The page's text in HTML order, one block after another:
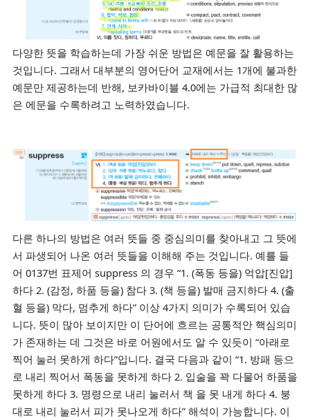
다양한 뜻을 학습하는데 가장 쉬운 방법은 예문을 잘 활용하는
것입니다. 그래서 대부분의 영어단어 교재에서는 1개에 불과한
예문만 제공하는데 반해, 보카바이블 4.0에는 가급적 최대한 많
은 에문을 수록하려고 노력하였습니다.
다른 하나의 방법은 여러 뜻들 중 중심의미를 찾아내고 그 뜻에
서 파생되어 나온 여러 뜻들을 이해해 주는 것입니다. 예를 들
어 0137번 표제어 suppress 의 경우 “1. (폭동 등을) 억압[진압]
하다 2. (감정, 하품 등을) 참다 3. (책 등을) 발매 금지하다 4. (출
혈 등을) 막다, 멈추게 하다” 이상 4가지 의미가 수록되어 있습
니다. 뜻이 많아 보이지만 이 단어에 흐르는 공통적안 핵심의미
가 존재하는 데 그것은 바로 어원에서도 알 수 있듯이 “아래로
찍어 눌러 못하게 하다”입니다. 결국 다음과 같이 “1. 방패 등으
로 내리 찍어서 폭동을 못하게 하다 2. 입술을 꽉 다물어 하품을
못하게 하다 3. 명령으로 내리 눌러서 책 을 못 내게 하다 4. 붕
대로 내리 눌러서 피가 못나오게 하다” 해석이 가능합니다. 이